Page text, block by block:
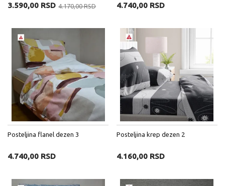
3.590,00 RSD 4.170,00 RSD 4.740,00 RSD
Posteljina flanel dezen 3
4.740,00 RSD
Posteljina krep dezen 2
4.160,00 RSD